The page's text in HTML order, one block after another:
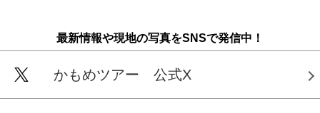
最新情報や現地の写真をSNSで発信中！
かもめツアー 公式X